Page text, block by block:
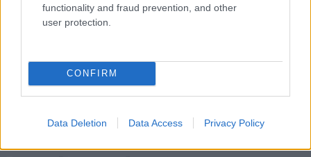
functionality and fraud prevention, and other
user protection.
CONFIRM
Data Deletion Data Access Privacy Policy
15·05·2026 10:31